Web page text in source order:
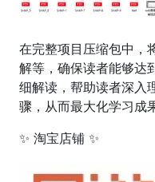
在完整项目压缩包中，
解等，确保读者能够达
细解读，帮助读者深入
骤，从而最大化学习成
✨ 淘宝店铺 ✨